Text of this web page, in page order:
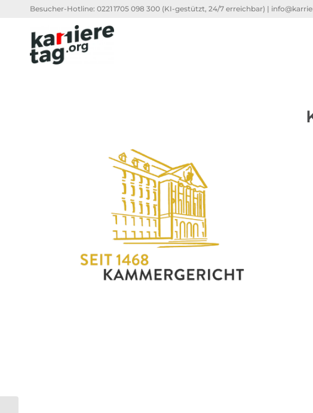
Besucher-Hotline: 0221 1705 098 300 (KI-gestützt, 24/7 erreichbar) |